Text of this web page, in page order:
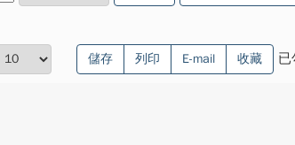
儲存 列印 E-mail 收藏 已